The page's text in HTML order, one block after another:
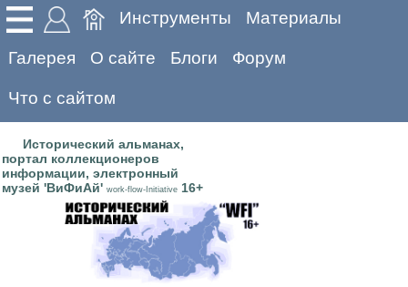
Инструменты Материалы
Галерея О сайте Блоги Форум
Что с сайтом
Исторический альманах,
портал коллекционеров
информации, электронный
музей 'ВиФиАй' work-flow-Initiative 16+